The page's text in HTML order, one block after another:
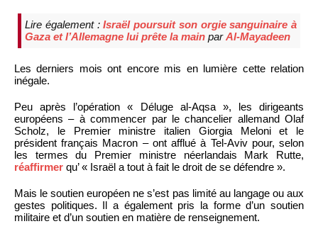
Lire également :Israël poursuit son orgie sanguinaire à
Gaza et l’Allemagne lui prête la main parAl-Mayadeen
Les derniers mois ont encore mis en lumière cette relation
inégale.
Peu après l’opération « Déluge al-Aqsa », les dirigeants
européens – à commencer par le chancelier allemand Olaf
Scholz, le Premier ministre italien Giorgia Meloni et le
président français Macron – ont afflué à Tel-Aviv pour, selon
les termes du Premier ministre néerlandais Mark Rutte,
réaffirmer qu’ « Israël a tout à fait le droit de se défendre ».
Mais le soutien européen ne s’est pas limité au langage ou aux
gestes politiques. Il a également pris la forme d’un soutien
militaire et d’un soutien en matière de renseignement.